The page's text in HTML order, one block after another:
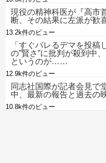
現役の精神科医が『高市
断、その結果に左派が
13.2k件のビュー
「すぐバレるデマを投稿
の”賢さ”に批判が殺到中
というのが……
12.9k件のビュー
同志社国際が記者会見で
中、最新の報告と過去
10.8k件のビュー